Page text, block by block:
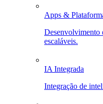
Apps &
Desenvolvimento
escaláveis.
IA Integrada
Integração de